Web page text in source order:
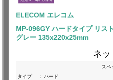
ELECOM エレコム
MP-096GY ハードタイプ リス
グレー 135x220x25mm
ネッ
スペ
タイプ
:
ハード